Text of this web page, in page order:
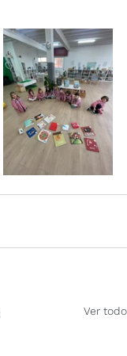
Ver todo